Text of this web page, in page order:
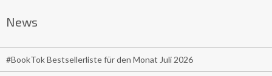
News
#BookTok Bestsellerliste für den Monat Juli 2026